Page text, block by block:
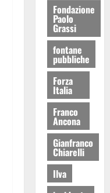
Fondazione
Paolo
Grassi
fontane
pubbliche
Forza
Italia
Franco
Ancona
Gianfranco
Chiarelli
Ilva